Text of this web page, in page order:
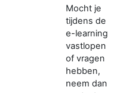
Mocht je
tijdens de
e-learning
vastlopen
of vragen
hebben,
neem dan